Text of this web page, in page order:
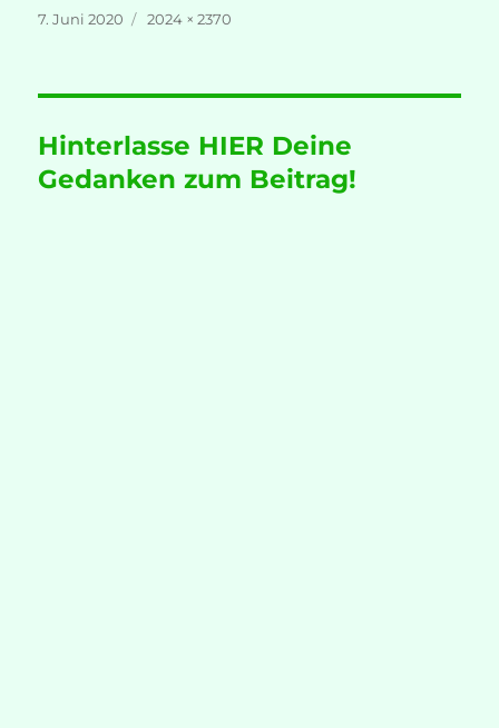
Veröffentlicht
7. Juni 2020
Volle
2024 × 2370
Hinterlasse HIER Deine
Gedanken zum Beitrag!